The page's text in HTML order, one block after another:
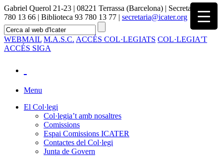
Gabriel Querol 21-23 | 08221 Terrassa (Barcelona) | Secretaria 93
780 13 66 | Biblioteca 93 780 13 77 | secretaria@icater.org
WEBMAIL M.A.S.C. ACCÉS COL·LEGIATS COL·LEGIA'T
ACCÉS SIGA
Menu
El Col·legi
Col·legia’t amb nosaltres
Comissions
Espai Comissions ICATER
Contactes del Col·legi
Junta de Govern